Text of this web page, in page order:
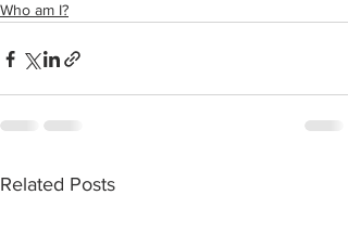
Who am I?
Related Posts